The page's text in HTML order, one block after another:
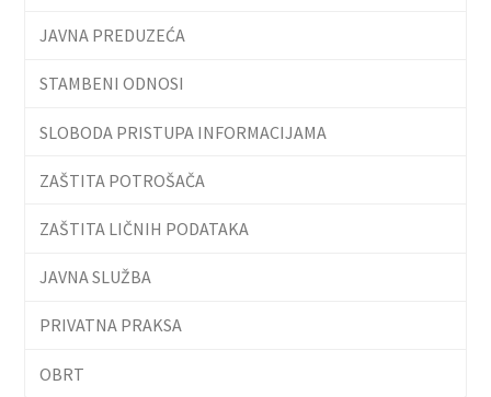
JAVNA PREDUZEĆA
STAMBENI ODNOSI
SLOBODA PRISTUPA INFORMACIJAMA
ZAŠTITA POTROŠAČA
ZAŠTITA LIČNIH PODATAKA
JAVNA SLUŽBA
PRIVATNA PRAKSA
OBRT